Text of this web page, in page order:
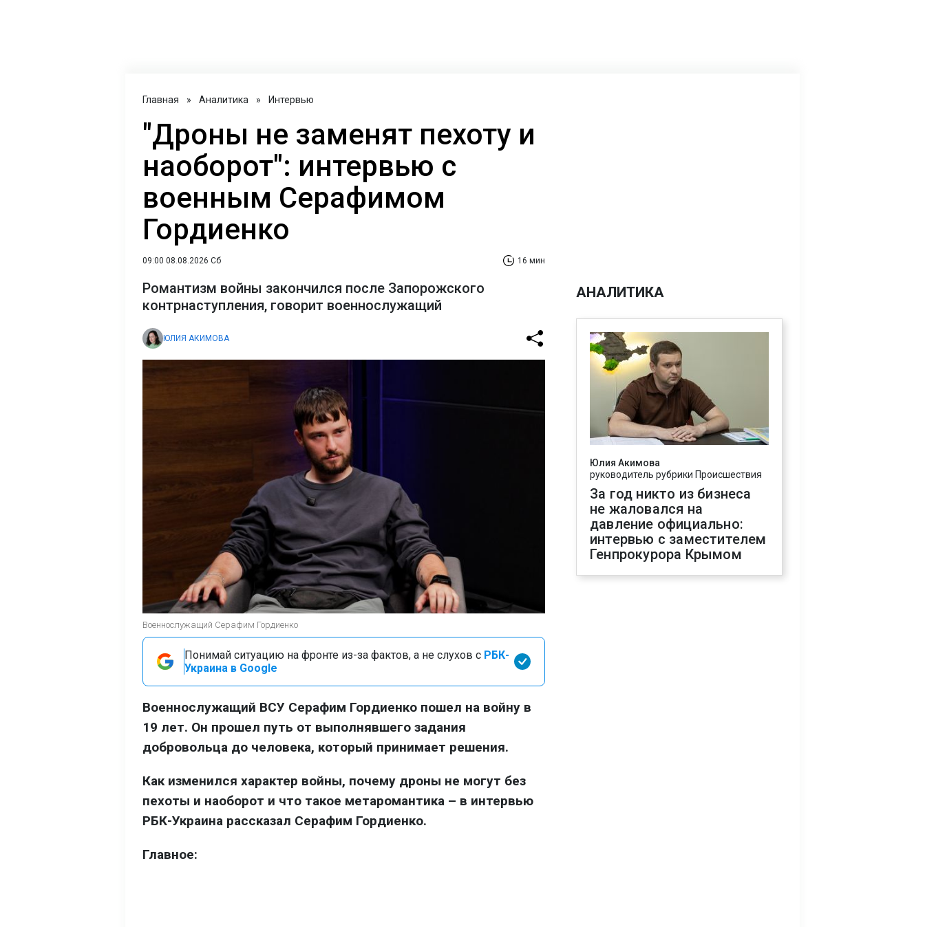
Главная » Аналитика » Интервью
"Дроны не заменят пехоту и
наоборот": интервью с
военным Серафимом
Гордиенко
09:00 08.08.2026 Сб 16 мин
Романтизм войны закончился после Запорожского
контрнаступления, говорит военнослужащий
ЮЛИЯ АКИМОВА
Военнослужащий Серафим Гордиенко
Понимай ситуацию на фронте из-за фактов, а не слухов с РБК-
Украина в Google
Военнослужащий ВСУ Серафим Гордиенко пошел на войну в
19 лет. Он прошел путь от выполнявшего задания
добровольца до человека, который принимает решения.
Как изменился характер войны, почему дроны не могут без
пехоты и наоборот и что такое метаромантика – в интервью
РБК-Украина рассказал Серафим Гордиенко.
Главное:
АНАЛИТИКА
Юлия Акимова
руководитель рубрики Происшествия
За год никто из бизнеса
не жаловался на
давление официально:
интервью с заместителем
Генпрокурора Крымом